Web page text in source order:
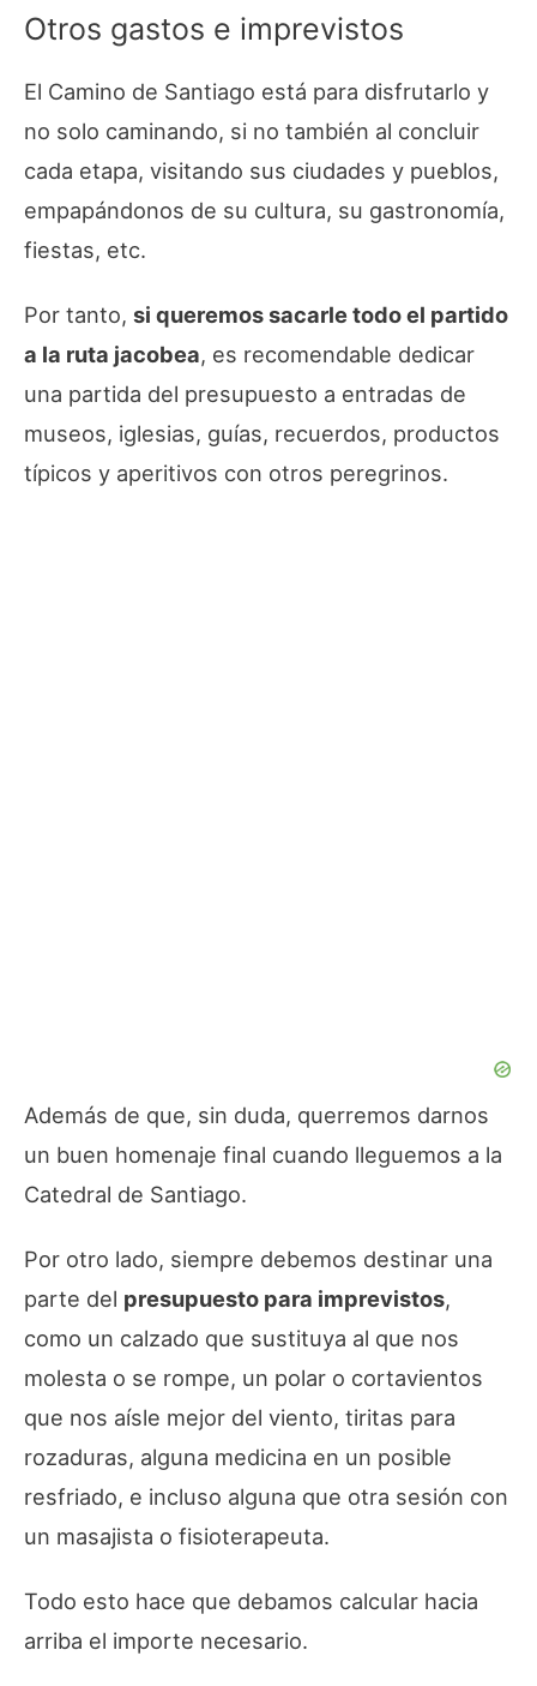
Otros gastos e imprevistos
El Camino de Santiago está para disfrutarlo y
no solo caminando, si no también al concluir
cada etapa, visitando sus ciudades y pueblos,
empapándonos de su cultura, su gastronomía,
fiestas, etc.
Por tanto, si queremos sacarle todo el partido
a la ruta jacobea, es recomendable dedicar
una partida del presupuesto a entradas de
museos, iglesias, guías, recuerdos, productos
típicos y aperitivos con otros peregrinos.
Además de que, sin duda, querremos darnos
un buen homenaje final cuando lleguemos a la
Catedral de Santiago.
Por otro lado, siempre debemos destinar una
parte del presupuesto para imprevistos,
como un calzado que sustituya al que nos
molesta o se rompe, un polar o cortavientos
que nos aísle mejor del viento, tiritas para
rozaduras, alguna medicina en un posible
resfriado, e incluso alguna que otra sesión con
un masajista o fisioterapeuta.
Todo esto hace que debamos calcular hacia
arriba el importe necesario.